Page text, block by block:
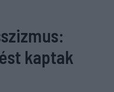
kaptak